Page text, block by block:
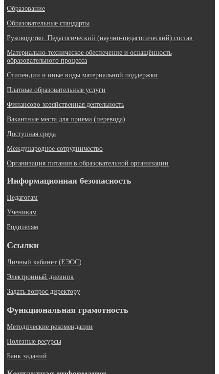
Образование
Образовательные стандарты
Руководство. Педагогический (научно-педагогический) состав
Материально-техническое обеспечение и оснащённость
образовательного процесса
Стипендии и иные виды материальной поддержки
Платные образовательные услуги
Финансово-хозяйственная деятельность
Вакантные места для приема (перевода)
Доступная среда
Международное сотрудничество
Организация питания в образовательной организации
Информационная безопасность
Педагогам
Ученикам
Родителям
Ссылки
Личный кабинет (ЕЭОС)
Электронный дневник
Задать вопрос директору
Функциональная грамотность
Методические рекомендации
Полезные ресурсы
Банк заданий